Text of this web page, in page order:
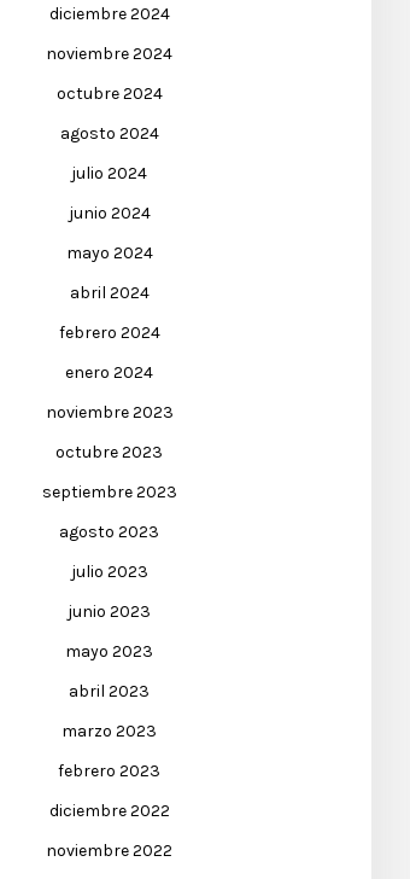
diciembre 2024
noviembre 2024
octubre 2024
agosto 2024
julio 2024
junio 2024
mayo 2024
abril 2024
febrero 2024
enero 2024
noviembre 2023
octubre 2023
septiembre 2023
agosto 2023
julio 2023
junio 2023
mayo 2023
abril 2023
marzo 2023
febrero 2023
diciembre 2022
noviembre 2022